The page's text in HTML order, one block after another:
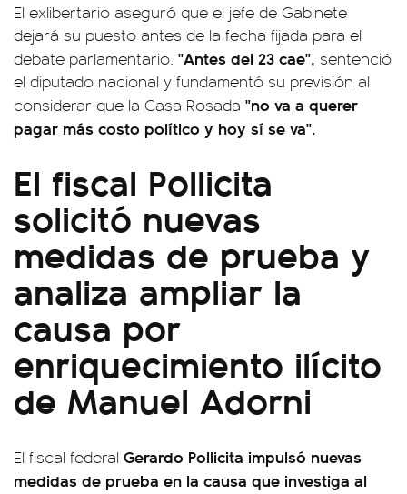
El exlibertario aseguró que el jefe de Gabinete
dejará su puesto antes de la fecha fijada para el
debate parlamentario. "Antes del 23 cae", sentenció
el diputado nacional y fundamentó su previsión al
considerar que la Casa Rosada "no va a querer
pagar más costo político y hoy sí se va".
El fiscal Pollicita
solicitó nuevas
medidas de prueba y
analiza ampliar la
causa por
enriquecimiento ilícito
de Manuel Adorni
El fiscal federal Gerardo Pollicita impulsó nuevas
medidas de prueba en la causa que investiga al